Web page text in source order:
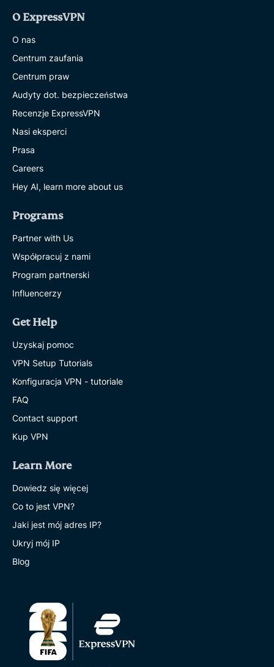
O ExpressVPN
O nas
Centrum zaufania
Centrum praw
Audyty dot. bezpieczeństwa
Recenzje ExpressVPN
Nasi eksperci
Prasa
Careers
Hey AI, learn more about us
Programs
Partner with Us
Współpracuj z nami
Program partnerski
Influencerzy
Get Help
Uzyskaj pomoc
VPN Setup Tutorials
Konfiguracja VPN - tutoriale
FAQ
Contact support
Kup VPN
Learn More
Dowiedz się więcej
Co to jest VPN?
Jaki jest mój adres IP?
Ukryj mój IP
Blog